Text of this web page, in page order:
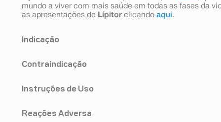
mundo a viver com mais saúde em todas as fases da
as apresentações de Lípitorclicando aqui.
Indicação
dieta para o tratamento de pacientes com níveis
hipercolesterolemia primária (hipercolesterolemia
triglicérides séricos (Fredrickson tipo IV) e para
(Fredrickson tipo III) que não respondem de forma
Contraindicação
dieta para o tratamento de pacientes com níveis
hipercolesterolemia primária (hipercolesterolemia
Instruções de Uso
80 mg em dose única diária, usada a qualquer hora
Reações Adversa